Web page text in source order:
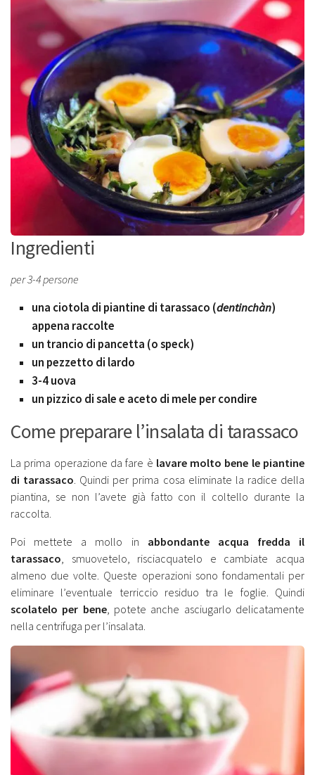
Ingredienti
per 3-4 persone
una ciotola di piantine di tarassaco (dentinchàn)
appena raccolte
un trancio di pancetta (o speck)
un pezzetto di lardo
3-4 uova
un pizzico di sale e aceto di mele per condire
Come preparare l’insalata di tarassaco
La prima operazione da fare è lavare molto bene le piantine
di tarassaco . Quindi per prima cosa eliminate la radice della
piantina, se non l’avete già fatto con il coltello durante la
raccolta.
Poi mettete a mollo in abbondante acqua fredda il
tarassaco , smuovetelo, risciacquatelo e cambiate acqua
almeno due volte. Queste operazioni sono fondamentali per
eliminare l’eventuale terriccio residuo tra le foglie. Quindi
scolatelo per bene, potete anche asciugarlo delicatamente
nella centrifuga per l’insalata.